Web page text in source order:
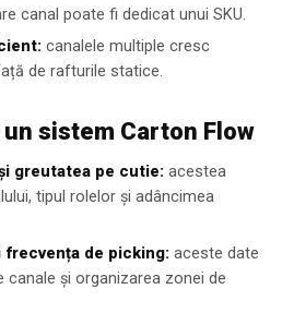
canal poate fi dedicat unui SKU.
canalele multiple cresc
de rafturile statice.
sistem Carton Flow
greutatea pe cutie: acestea
tipul rolelor și adâncimea
frecvența de picking: aceste date
canale și organizarea zonei de